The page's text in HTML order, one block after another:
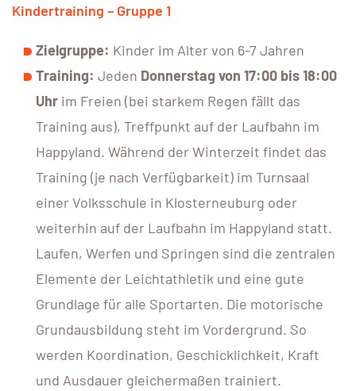
Kindertraining – Gruppe 1
Zielgruppe: Kinder im Alter von 6-7 Jahren
Training: Jeden Donnerstag von 17:00 bis 18:00
Uhr im Freien (bei starkem Regen fällt das
Training aus), Treffpunkt auf der Laufbahn im
Happyland. Während der Winterzeit findet das
Training (je nach Verfügbarkeit) im Turnsaal
einer Volksschule in Klosterneuburg oder
weiterhin auf der Laufbahn im Happyland statt.
Laufen, Werfen und Springen sind die zentralen
Elemente der Leichtathletik und eine gute
Grundlage für alle Sportarten. Die motorische
Grundausbildung steht im Vordergrund. So
werden Koordination, Geschicklichkeit, Kraft
und Ausdauer gleichermaßen trainiert.